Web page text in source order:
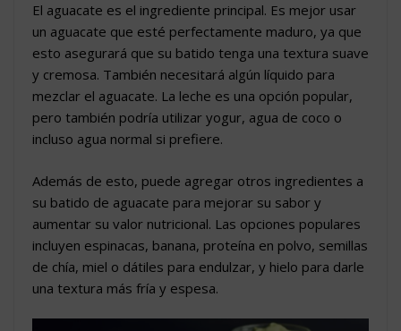
El aguacate es el ingrediente principal. Es mejor usar
un aguacate que esté perfectamente maduro, ya que
esto asegurará que su batido tenga una textura suave
y cremosa. También necesitará algún líquido para
mezclar el aguacate. La leche es una opción popular,
pero también podría utilizar yogur, agua de coco o
incluso agua normal si prefiere.
Además de esto, puede agregar otros ingredientes a
su batido de aguacate para mejorar su sabor y
aumentar su valor nutricional. Las opciones populares
incluyen espinacas, banana, proteína en polvo, semillas
de chía, miel o dátiles para endulzar, y hielo para darle
una textura más fría y espesa.